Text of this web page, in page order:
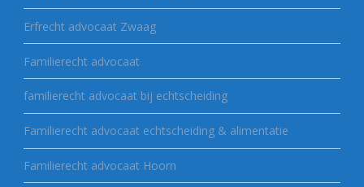
Erfrecht advocaat Zwaag
Familierecht advocaat
familierecht advocaat bij echtscheiding
Familierecht advocaat echtscheiding & alimentatie
Familierecht advocaat Hoorn